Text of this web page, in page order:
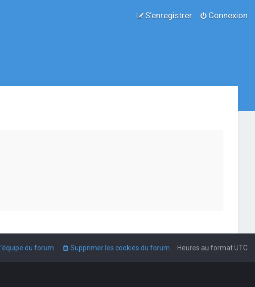
Connexion
S’enregistrer
Heures au formatUTC
Supprimer les cookies du forum
L’équipe du forum